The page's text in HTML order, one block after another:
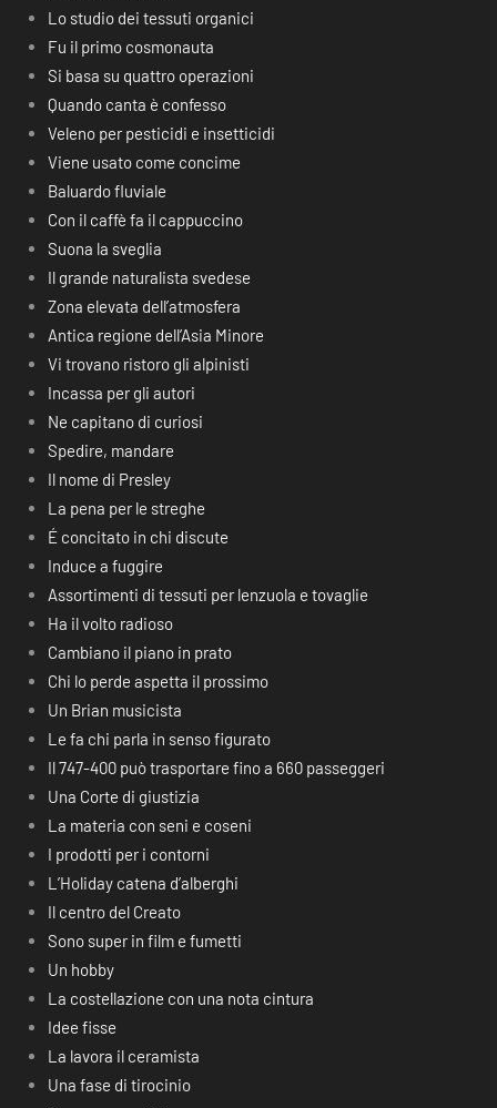
Lo studio dei tessuti organici
Fu il primo cosmonauta
Si basa su quattro operazioni
Quando canta è confesso
Veleno per pesticidi e insetticidi
Viene usato come concime
Baluardo fluviale
Con il caffè fa il cappuccino
Suona la sveglia
Il grande naturalista svedese
Zona elevata dell’atmosfera
Antica regione dell’Asia Minore
Vi trovano ristoro gli alpinisti
Incassa per gli autori
Ne capitano di curiosi
Spedire, mandare
Il nome di Presley
La pena per le streghe
É concitato in chi discute
Induce a fuggire
Assortimenti di tessuti per lenzuola e tovaglie
Ha il volto radioso
Cambiano il piano in prato
Chi lo perde aspetta il prossimo
Un Brian musicista
Le fa chi parla in senso figurato
Il 747-400 può trasportare fino a 660 passeggeri
Una Corte di giustizia
La materia con seni e coseni
I prodotti per i contorni
L’Holiday catena d’alberghi
Il centro del Creato
Sono super in film e fumetti
Un hobby
La costellazione con una nota cintura
Idee fisse
La lavora il ceramista
Una fase di tirocinio